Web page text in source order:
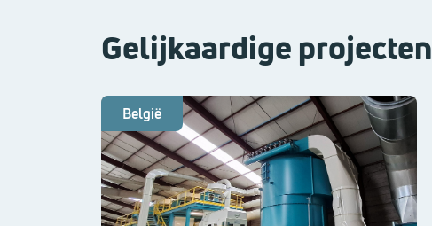
Gelijkaardige projecten
België